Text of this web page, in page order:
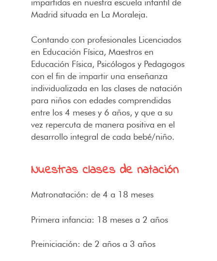
impartidas en nuestra escuela infantil de
Madrid situada en La Moraleja.
Contando con profesionales Licenciados
en Educación Física, Maestros en
Educación Física, Psicólogos y Pedagogos
con el fin de impartir una enseñanza
individualizada en las clases de natación
para niños con edades comprendidas
entre los 4 meses y 6 años, y que a su
vez repercuta de manera positiva en el
desarrollo integral de cada bebé/niño.
Nuestras clases de natación
Matronatación: de 4 a 18 meses
Primera infancia: 18 meses a 2 años
Preiniciación: de 2 años a 3 años